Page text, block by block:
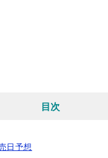
目次
日予想